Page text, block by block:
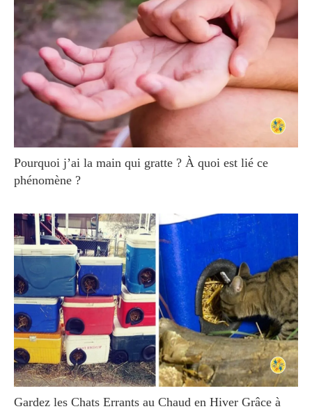
Pourquoi j’ai la main qui gratte ? À quoi est lié ce
phénomène ?
Gardez les Chats Errants au Chaud en Hiver Grâce à